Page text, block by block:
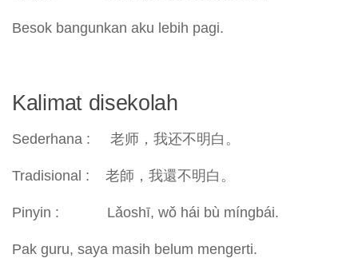
Besok bangunkan aku lebih pagi.
Kalimat disekolah
Sederhana : 老师，我还不明白。
Tradisional : 老師，我還不明白。
Pinyin : Lǎoshī, wǒ hái bù míngbái.
Pak guru, saya masih belum mengerti.